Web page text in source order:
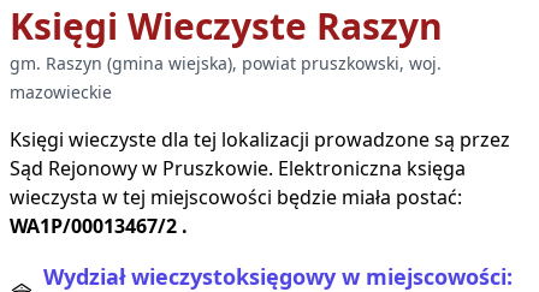
Księgi Wieczyste Raszyn
gm. Raszyn (gmina wiejska), powiat pruszkowski, woj.
mazowieckie
Księgi wieczyste dla tej lokalizacji prowadzone są przez
Sąd Rejonowy w Pruszkowie. Elektroniczna księga
wieczysta w tej miejscowości będzie miała postać:
WA1P/00013467/2 .
Wydział wieczystoksięgowy w miejscowości: